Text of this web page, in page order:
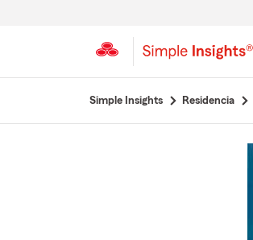
Simple Insights Residencia